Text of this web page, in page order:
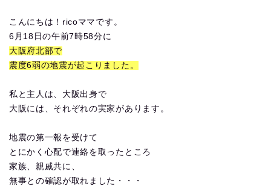
こんにちは！ricoママです。
6月18日の午前7時58分に
大阪府北部で
震度6弱の地震が起こりました。
私と主人は、大阪出身で
大阪には、それぞれの実家があります。
地震の第一報を受けて
とにかく心配で連絡を取ったところ
家族、親戚共に、
無事との確認が取れました・・・